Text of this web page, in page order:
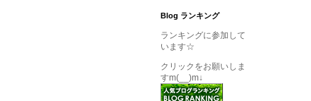
Blog ランキング
ランキングに参加して
います☆
クリックをお願いしま
すm(__)m↓